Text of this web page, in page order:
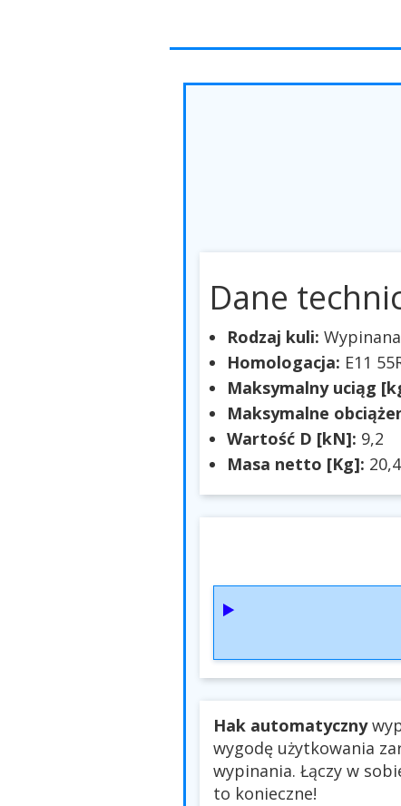
Dane
Rodzaj kuli:
Homologacja: E11
Maksymalny uciąg
Maksymalne
Wartość D [kN]: 9,2
Masa netto [Kg]: 20,4
Hak automatyczny
wygodę użytkowania
wypinania. Łączy w
to konieczne!